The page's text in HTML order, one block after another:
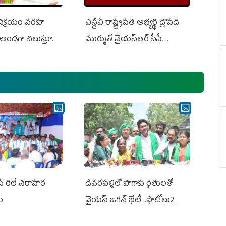
వరకూ
నిలుస్తూ..
ఎన్డీఏ రాష్ట్ర‌ప‌తి అభ్య‌ర్థి ద్రౌప‌ది
ముర్ముతో వైయ‌స్ఆర్ సీపీ
ఎమ్మెల్యేలు, ఎంపీల స‌మావేశం
రిలే నిరాహార
దేవరపల్లిలో పొగాకు రైతులతో
వైయస్ జగన్ భేటీ ..ఫొటోలు2